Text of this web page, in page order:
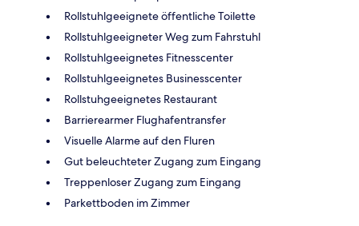
Rollstuhlgeeignete öffentliche Toilette
Rollstuhlgeeigneter Weg zum Fahrstuhl
Rollstuhlgeeignetes Fitnesscenter
Rollstuhlgeeignetes Businesscenter
Rollstuhgeeignetes Restaurant
Barrierearmer Flughafentransfer
Visuelle Alarme auf den Fluren
Gut beleuchteter Zugang zum Eingang
Treppenloser Zugang zum Eingang
Parkettboden im Zimmer